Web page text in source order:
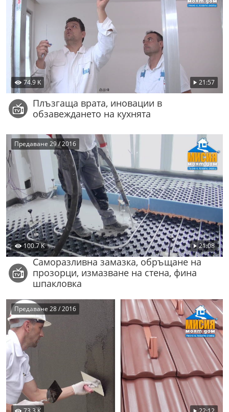
74.9 K 21:57
Плъзгаща врата, иновации в
обзавеждането на кухнята
100.7 K 21:08
Предаване 29 / 2016
Саморазливна замазка, обръщане на
прозорци, измазване на стена, фина
шпакловка
Предаване 28 / 2016